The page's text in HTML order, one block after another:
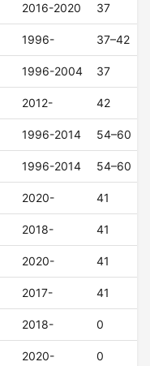
2016-2020 37
1996- 37–42
1996-2004 37
2012- 42
1996-2014 54–60
1996-2014 54–60
2020- 41
2018- 41
2020- 41
2017- 41
2018- 0
2020- 0